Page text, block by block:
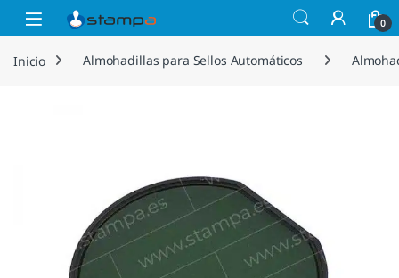
Saltar a la navegación
Saltar al contenido
Open 0
Inicio Almohadillas para Sellos Automáticos